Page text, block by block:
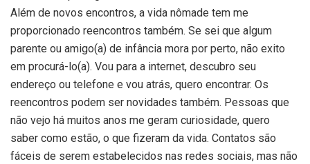
Além de novos encontros, a vida nômade tem me
proporcionado reencontros também. Se sei que algum
parente ou amigo(a) de infância mora por perto, não exito
em procurá-lo(a). Vou para a internet, descubro seu
endereço ou telefone e vou atrás, quero encontrar. Os
reencontros podem ser novidades também. Pessoas que
não vejo há muitos anos me geram curiosidade, quero
saber como estão, o que fizeram da vida. Contatos são
fáceis de serem estabelecidos nas redes sociais, mas não